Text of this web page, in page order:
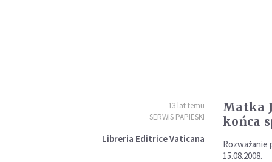
13 lat temu
SERWIS PAPIESKI
Libreria Editrice Vaticana
Matka
końca
Rozważanie
15.08.2008.